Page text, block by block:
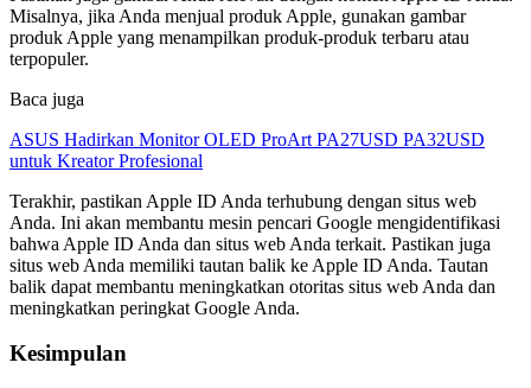
Misalnya, jika Anda menjual produk Apple, gunakan gambar
produk Apple yang menampilkan produk-produk terbaru atau
terpopuler.
Baca juga
ASUS Hadirkan Monitor OLED ProArt PA27USD PA32USD
untuk Kreator Profesional
Terakhir, pastikan Apple ID Anda terhubung dengan situs web
Anda. Ini akan membantu mesin pencari Google mengidentifikasi
bahwa Apple ID Anda dan situs web Anda terkait. Pastikan juga
situs web Anda memiliki tautan balik ke Apple ID Anda. Tautan
balik dapat membantu meningkatkan otoritas situs web Anda dan
meningkatkan peringkat Google Anda.
Kesimpulan